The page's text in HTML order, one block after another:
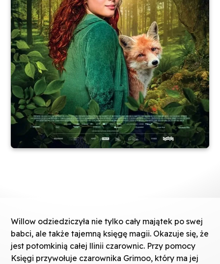
Willow odziedziczyła nie tylko cały majątek po swej
babci, ale także tajemną księgę magii. Okazuje się, że
jest potomkinią całej llinii czarownic. Przy pomocy
Księgi przywołuje czarownika Grimoo, który ma jej